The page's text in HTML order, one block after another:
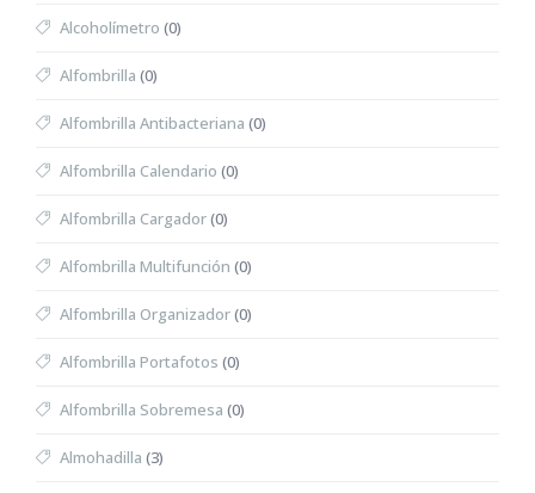
Alcoholímetro (0)
Alfombrilla (0)
Alfombrilla Antibacteriana (0)
Alfombrilla Calendario (0)
Alfombrilla Cargador(0)
Alfombrilla Multifunción (0)
Alfombrilla Organizador(0)
Alfombrilla Portafotos (0)
Alfombrilla Sobremesa (0)
Almohadilla (3)